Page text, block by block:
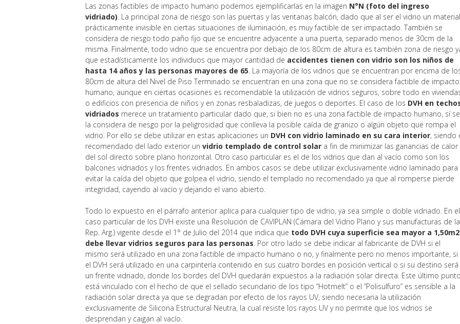
Las zonas factibles de impacto humano podemos ejemplificarlas en la imagen N°N (foto del ingreso
vidriado). La principal zona de riesgo son las puertas y las ventanas balcón, dado que al ser el vidrio un material
prácticamente invisible en ciertas situaciones de iluminación, es muy factible de ser impactado. También se
considera de riesgo todo paño fijo que se encuentre adyacente a una puerta, separado menos de 30cm de la
misma. Finalmente, todo vidrio que se encuentra por debajo de los 80cm de altura es también zona de riesgo
que estadísticamente los individuos que mayor cantidad de accidentes tienen con vidrio son los niños de
hasta 14 años y las personas mayores de 65. La mayoría de los vidrios que se encuentran por encima de
80cm de altura del Nivel de Piso Terminado se encuentran en una zona que no se considera factible de impacto
humano, aunque en ciertas ocasiones es recomendable la utilización de vidrios seguros, sobre todo en
o edificios con presencia de niños y en zonas resbaladizas, de juegos o deportes. El caso de los DVH en
vidriados merece un tratamiento particular dado que, si bien no es una zona factible de impacto humano, sí se
la considera de riesgo por la peligrosidad que conlleva la posible caída de granizo o algún objeto que rompa el
vidrio. Por ello se debe utilizar en estas aplicaciones un DVH con vidrio laminado en su cara interior, siendo
recomendado del lado exterior unvidrio templado de control solar a fin de minimizar las ganancias de calor
del sol directo sobre plano horizontal. Otro caso particular es el de los vidrios que dan al vacío como son los
balcones vidriados y los frentes vidriados. En ambos casos se debe utilizar exclusivamente vidrio laminado para
evitar la caída del objeto que golpea el vidrio, siendo el templado no recomendado ya que al romperse pierde
integridad, cayendo al vacío y dejando el vano abierto.
Todo lo expuesto en el párrafo anterior aplica para cualquier tipo de vidrio, ya sea simple o doble vidriado. En el
caso particular de los DVH existe una Resolución de CAVIPLAN (Cámara del Vidrio Plano y sus manufacturas de la
Rep. Arg.) vigente desde el 1° de Julio del 2014 que indica que todo DVH cuya superficie sea mayor a 1,50m2
debe llevar vidrios seguros para las personas. Por otro lado se debe indicar al fabricante de DVH si el
mismo será utilizado en una zona factible de impacto humano o no, y finalmente pero no menos importante, si
el DVH será utilizado en una carpintería contenido en sus cuatro bordes en posición vertical o si su destino será
un frente vidriado, donde los bordes del DVH quedarán expuestos a la radiación solar directa. Este último punto
está vinculado con el hecho de que el sellado secundario de los tipo “Hotmelt” o el “Polisulfuro” es sensible a la
radiación solar directa ya que se degradan por efecto de los rayos UV, siendo necesaria la utilización
exclusivamente de Silicona Estructural Neutra, la cual resiste los rayos UV y no permite que los vidrios se
desprendan y caigan al vacío.